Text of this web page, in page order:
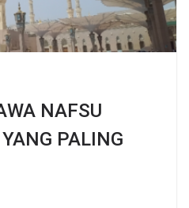
NAFSU
PALING